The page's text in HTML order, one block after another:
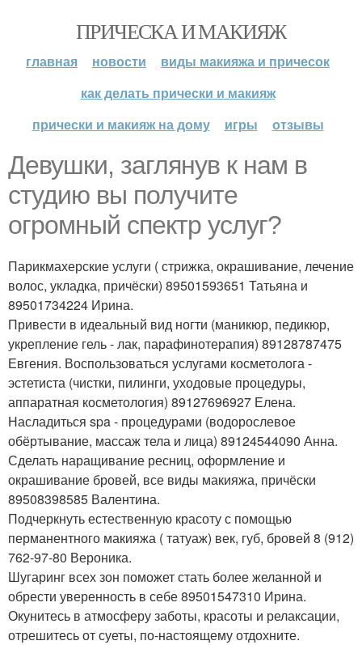
ПРИЧЕСКА И МАКИЯЖ
главная новости
виды макияжа и причесок
как делать прически и макияж
прически и макияж на дому
игры отзывы
Девушки, заглянув к нам в
студию вы получите
огромный спектр услуг?
Парикмахерские услуги ( стрижка, окрашивание, лечение
волос, укладка, причёски) 89501593651 Татьяна и
89501734224 Ирина.
Привести в идеальный вид ногти (маникюр, педикюр,
укрепление гель - лак, парафинотерапия) 89128787475
Евгения. Воспользоваться услугами косметолога -
эстетиста (чистки, пилинги, уходовые процедуры,
аппаратная косметология) 89127696927 Елена.
Насладиться spa - процедурами (водорослевое
обёртывание, массаж тела и лица) 89124544090 Анна.
Сделать наращивание ресниц, оформление и
окрашивание бровей, все виды макияжа, причёски
89508398585 Валентина.
Подчеркнуть естественную красоту с помощью
перманентного макияжа ( татуаж) век, губ, бровей 8 (912)
762-97-80 Вероника.
Шугаринг всех зон поможет стать более желанной и
обрести уверенность в себе 89501547310 Ирина.
Окунитесь в атмосферу заботы, красоты и релаксации,
отрешитесь от суеты, по-настоящему отдохните.